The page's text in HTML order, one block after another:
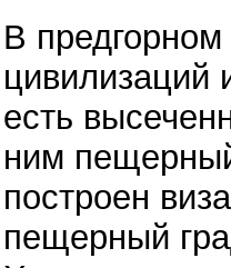
В
цивилизаций
есть
ним
построен
пещерный